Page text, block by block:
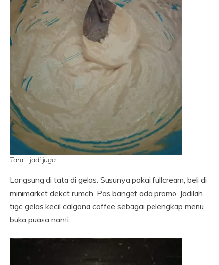
Tara… jadi juga
Langsung di tata di gelas. Susunya pakai fullcream, beli di
minimarket dekat rumah. Pas banget ada promo. Jadilah
tiga gelas kecil dalgona coffee sebagai pelengkap menu
buka puasa nanti.